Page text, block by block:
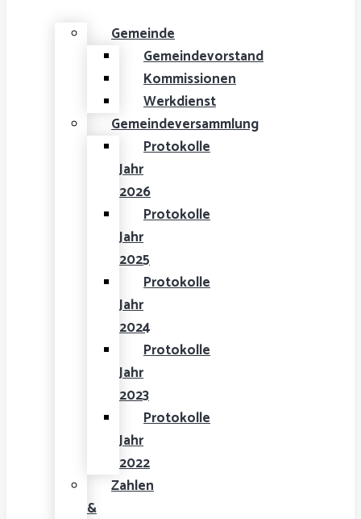
Gemeinde
Gemeindevorstand
Kommissionen
Werkdienst
Gemeindeversammlung
Protokolle
Jahr
2026
Protokolle
Jahr
2025
Protokolle
Jahr
2024
Protokolle
Jahr
2023
Protokolle
Jahr
2022
Zahlen
&